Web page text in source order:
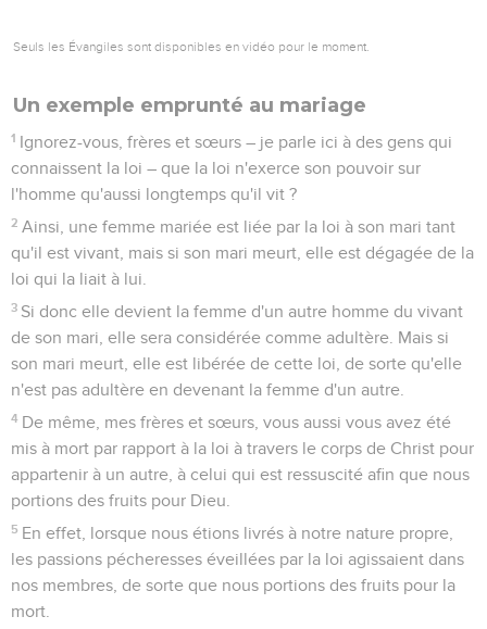
Seuls les Évangiles sont disponibles en vidéo pour le moment.
Un exemple emprunté au mariage
1 Ignorez-vous, frères et sœurs – je parle ici à des gens qui
connaissent la loi – que la loi n'exerce son pouvoir sur
l'homme qu'aussi longtemps qu'il vit ?
2 Ainsi, une femme mariée est liée par la loi à son mari tant
qu'il est vivant, mais si son mari meurt, elle est dégagée de la
loi qui la liait à lui.
3 Si donc elle devient la femme d'un autre homme du vivant
de son mari, elle sera considérée comme adultère. Mais si
son mari meurt, elle est libérée de cette loi, de sorte qu'elle
n'est pas adultère en devenant la femme d'un autre.
4 De même, mes frères et sœurs, vous aussi vous avez été
mis à mort par rapport à la loi à travers le corps de Christ pour
appartenir à un autre, à celui qui est ressuscité afin que nous
portions des fruits pour Dieu.
5 En effet, lorsque nous étions livrés à notre nature propre,
les passions pécheresses éveillées par la loi agissaient dans
nos membres, de sorte que nous portions des fruits pour la
mort.